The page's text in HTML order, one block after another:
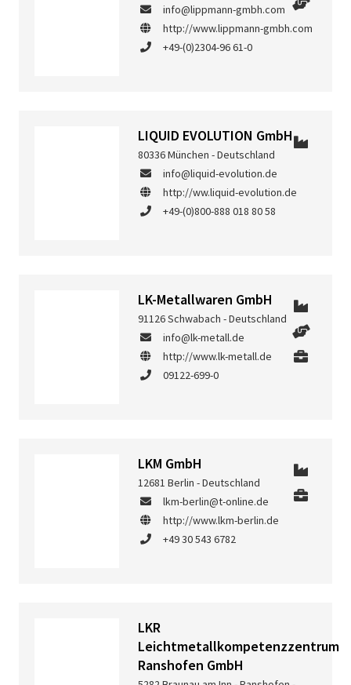
info@lippmann-gmbh.com
http://www.lippmann-gmbh.com
+49-(0)2304-96 61-0
LIQUID EVOLUTION GmbH
80336 München - Deutschland
info@liquid-evolution.de
http://ww.liquid-evolution.de
+49-(0)800-888 018 80 58
LK-Metallwaren GmbH
91126 Schwabach - Deutschland
info@lk-metall.de
http://www.lk-metall.de
09122-699-0
LKM GmbH
12681 Berlin - Deutschland
lkm-berlin@t-online.de
http://www.lkm-berlin.de
+49 30 543 6782
LKR
Leichtmetallkompetenzzentrum
Ranshofen GmbH